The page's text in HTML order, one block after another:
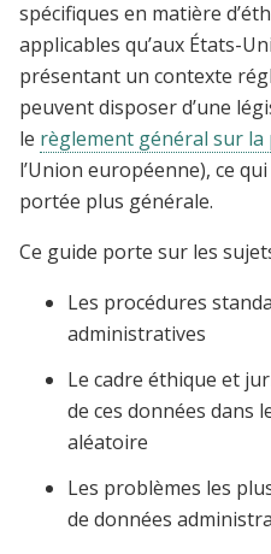
spécifiques en matière
applicables qu’aux États-
présentant un contexte
peuvent disposer d’une
le règlement général sur
l’Union européenne), ce
portée plus générale.
Ce guide porte sur les
Les procédures
administratives
Le cadre éthique et
de ces données dans
aléatoire
Les problèmes les
de données